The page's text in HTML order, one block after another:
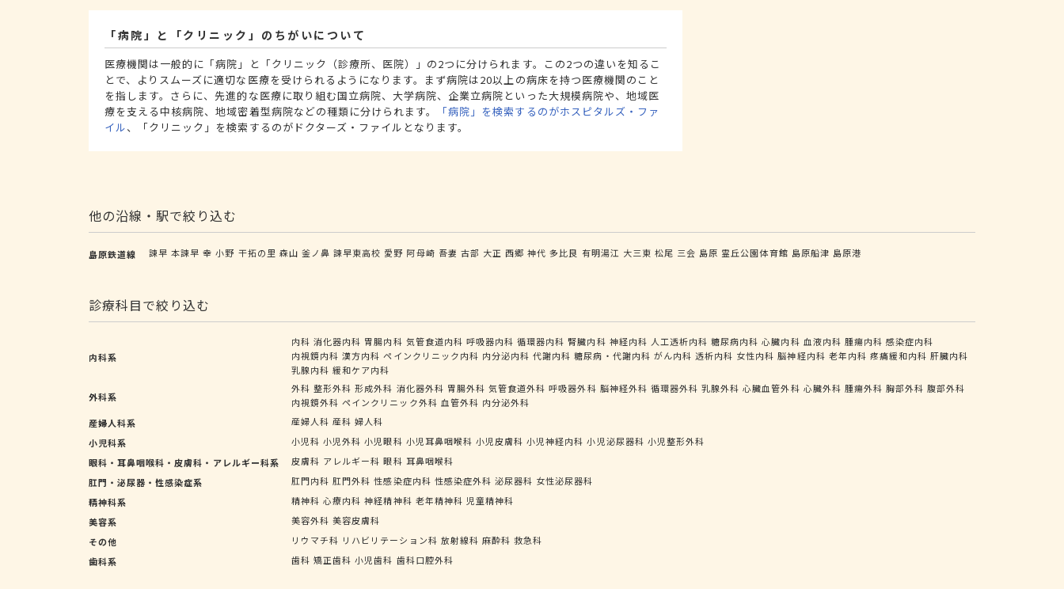
「病院」と「クリニック」のちがいについて
医療機関は一般的に「病院」と「クリニック（診療所、医院）」の2つに分けられます。この2つの違いを知るこ
とで、よりスムーズに適切な医療を受けられるようになります。まず病院は20以上の病床を持つ医療機関のこと
を指します。さらに、先進的な医療に取り組む国立病院、大学病院、企業立病院といった大規模病院や、地域医
療を支える中核病院、地域密着型病院などの種類に分けられます。
「病院」を検索するのがホスピタルズ・ファ
イル、「クリニック」を検索するのがドクターズ・ファイルとなります。
他の沿線・駅で絞り込む
島原鉄道線 諫早 本諫早 幸 小野 干拓の里 森山 釜ノ鼻 諫早東高校 愛野 阿母崎 吾妻 古部 大正 西郷 神代 多比良 有明湯江 大三東 松尾 三会 島原 霊丘公園体育館 島原船津 島原港
診療科目で絞り込む
内科系
内科 消化器内科 胃腸内科 気管食道内科 呼吸器内科 循環器内科 腎臓内科 神経内科 人工透析内科 糖尿病内科 心臓内科 血液内科 腫瘍内科 感染症内科
内視鏡内科 漢方内科 ペインクリニック内科 内分泌内科 代謝内科 糖尿病・代謝内科 がん内科 透析内科 女性内科 脳神経内科 老年内科 疼痛緩和内科 肝臓内科
乳腺内科 緩和ケア内科
外科系
外科 整形外科 形成外科 消化器外科 胃腸外科 気管食道外科 呼吸器外科 脳神経外科 循環器外科 乳腺外科 心臓血管外科 心臓外科 腫瘍外科 胸部外科 腹部外科
内視鏡外科 ペインクリニック外科 血管外科 内分泌外科
産婦人科系
産婦人科 産科 婦人科
小児科系
小児科 小児外科 小児眼科 小児耳鼻咽喉科 小児皮膚科 小児神経内科 小児泌尿器科 小児整形外科
眼科・耳鼻咽喉科・皮膚科・アレルギー科系
皮膚科 アレルギー科 眼科 耳鼻咽喉科
肛門・泌尿器・性感染症系
肛門内科 肛門外科 性感染症内科 性感染症外科 泌尿器科 女性泌尿器科
精神科系
精神科 心療内科 神経精神科 老年精神科 児童精神科
美容系
美容外科 美容皮膚科
その他
リウマチ科 リハビリテーション科 放射線科 麻酔科 救急科
歯科系
歯科 矯正歯科 小児歯科 歯科口腔外科